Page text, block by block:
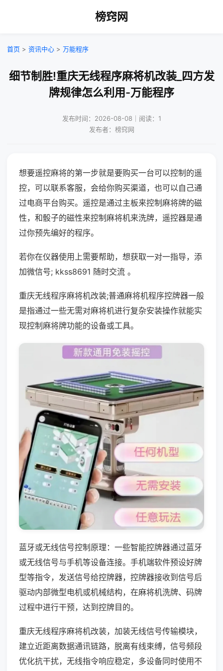
榜窍网
首页 > 资讯中心 > 万能程序
细节制胜!重庆无线程序麻将机改装_四方发
牌规律怎么利用-万能程序
发布时间：2026-08-08｜阅读：1
发布者：榜窍网
想要遥控麻将的第一步就是要购买一台可以控制的遥
控，可以联系客服，会给你购买渠道，也可以自己通
过电商平台购买。遥控是通过主板来控制麻将牌的磁
性，和骰子的磁性来控制麻将机来洗牌，遥控器是通
过你预先编好的程序。
若你在仪器使用上需要帮助，想获取一对一指导，添
加微信号; kkss8691 随时交流 。
重庆无线程序麻将机改装;普通麻将机程序控牌器一般
是指通过一些无需对麻将机进行复杂安装操作就能实
现控制麻将牌功能的设备或工具。
蓝牙或无线信号控制原理：一些智能控牌器通过蓝牙
或无线信号与手机等设备连接。手机端软件预设好牌
型等指令，发送信号给控牌器，控牌器接收到信号后
驱动内部微型电机或机械结构，在麻将机洗牌、码牌
过程中进行干预，达到控牌目的。
重庆无线程序麻将机改装，加装无线信号传输模块，
建立近距离数据通讯链路，脱离有线束缚，信号频段
优化抗干扰，无线指令响应稳定，多设备同时使用不